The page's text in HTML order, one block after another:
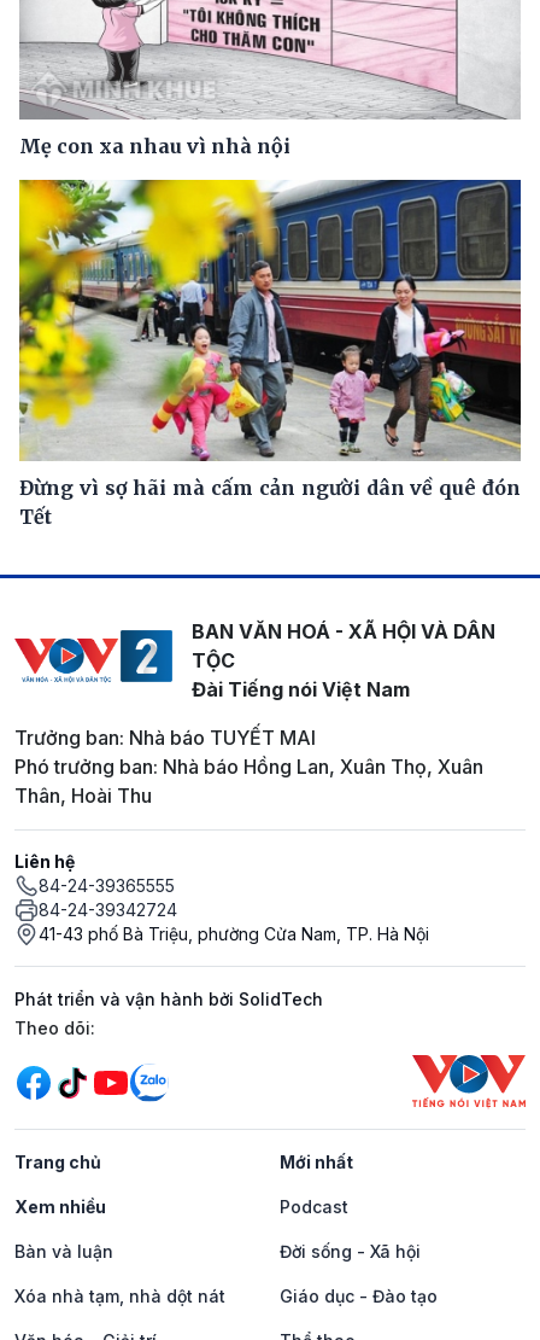
Mẹ con xa nhau vì nhà nội
Đừng vì sợ hãi mà cấm cản người dân về quê đón
Tết
BAN VĂN HOÁ - XÃ HỘI VÀ DÂN
TỘC
Đài Tiếng nói Việt Nam
Trưởng ban: Nhà báo TUYẾT MAI
Phó trưởng ban: Nhà báo Hồng Lan, Xuân Thọ, Xuân
Thân, Hoài Thu
Liên hệ
84-24-39365555
84-24-39342724
41-43 phố Bà Triệu, phường Cửa Nam, TP. Hà Nội
Phát triển và vận hành bởi SolidTech
Mạng xã hội
Theo dõi:
Trang chủ Mới nhất
Xem nhiều Podcast
Bàn và luận Đời sống - Xã hội
Xóa nhà tạm, nhà dột nát Giáo dục - Đào tạo